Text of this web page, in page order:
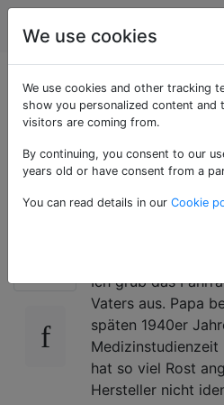
Fahrräder
Was ist
am Sitzrohr
befestigt?
Ich grub das
Vaters aus. Papa
späten 1940er
Medizinstudienzeit
hat so viel Rost
Hersteller nicht
We use cookies
We use cookies and other tracking
show you personalized content
visitors are coming from.
By continuing, you consent to our
years old or have consent from a
You can read details in our Cookie